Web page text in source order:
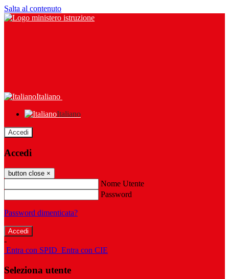
Salta al contenuto
Italiano
Italiano
Accedi
Accedi
button close ×
Nome Utente
Password
Password dimenticata?
-
Entra con SPID Entra con CIE
Seleziona utente